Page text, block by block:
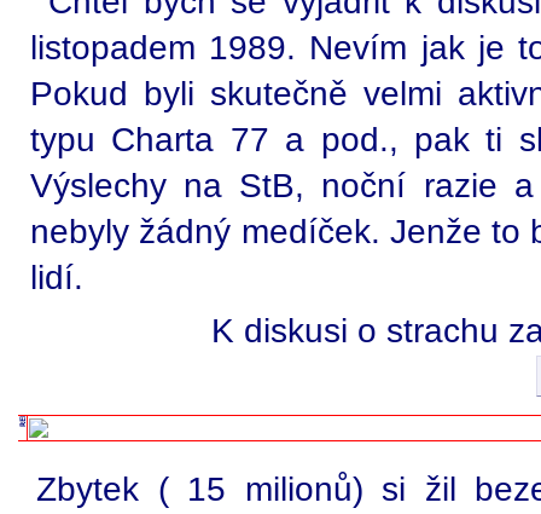
listopadem 1989. Nevím jak je
Pokud byli skutečně velmi
typu Charta 77 a pod., pak ti
Výslechy na StB, noční razie
nebyly žádný medíček. Jenže to
lidí.
K diskusi o strachu
Zbytek ( 15 milionů) si žil